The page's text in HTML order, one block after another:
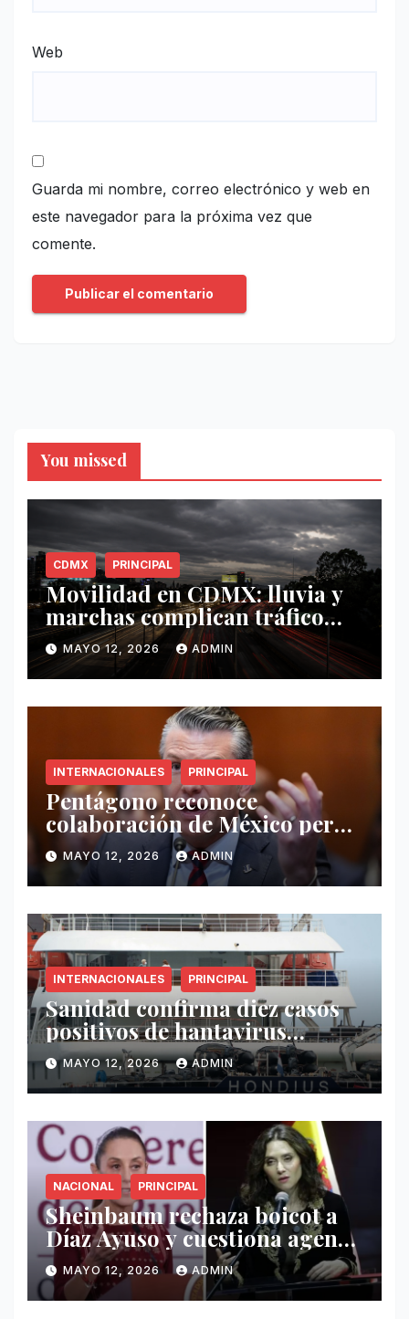
Web
Guarda mi nombre, correo electrónico y web en
este navegador para la próxima vez que
comente.
You missed
CDMX PRINCIPAL
Movilidad en CDMX: lluvia y
marchas complican tráfico
este 12 de mayo
MAYO 12, 2026 ADMIN
INTERNACIONALES PRINCIPAL
Pentágono reconoce
colaboración de México pero
exige mayor operatividad
antidrogas
MAYO 12, 2026 ADMIN
INTERNACIONALES PRINCIPAL
Sanidad confirma diez casos
positivos de hantavirus
vinculados al crucero MV
Hondius
MAYO 12, 2026 ADMIN
NACIONAL PRINCIPAL
Sheinbaum rechaza boicot a
Díaz Ayuso y cuestiona agenda
de funcionaria española
MAYO 12, 2026 ADMIN